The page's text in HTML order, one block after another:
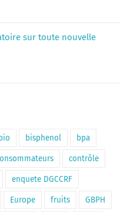
sur toute nouvelle
bio bisphenol bpa
contrôle
enquete DGCCRF
Europe fruits GBPH